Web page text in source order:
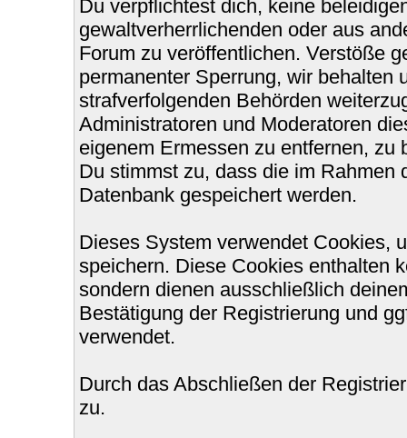
Du verpflichtest dich, keine
gewaltverherrlichenden oder aus
Forum zu veröffentlichen. Verstöße
permanenter Sperrung, wir behalten
strafverfolgenden Behörden
Administratoren und Moderatoren
eigenem Ermessen zu entfernen, zu
Du stimmst zu, dass die im Rahmen
Datenbank gespeichert werden.
Dieses System verwendet Cookies,
speichern. Diese Cookies enthalten
sondern dienen ausschließlich
Bestätigung der Registrierung und
verwendet.
Durch das Abschließen der
zu.